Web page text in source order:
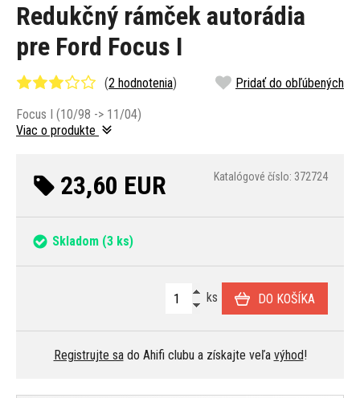
Redukčný rámček autorádia
pre Ford Focus I
(2 hodnotenia) Pridať do obľúbených
Focus I (10/98 -> 11/04)
Viac o produkte
23,60 EUR Katalógové číslo: 372724
Skladom (3 ks)
ks DO KOŠÍKA
Registrujte sado Ahifi clubu a získajte veľa výhod!